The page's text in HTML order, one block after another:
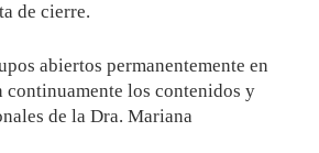
de cierre.
abiertos permanentemente en
continuamente los contenidos y
de la Dra. Mariana